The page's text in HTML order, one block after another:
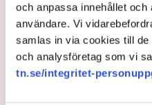
och anpassa innehållet och
användare. Vi
samlas in via cookies till
och analysföretag som vi
tn.se/integritet-
brottsmisstankar
Polisen använder
för att dokumentera
Samtidigt är polisarbetet
Polisen, som befinner sig
agera tillräckligt då